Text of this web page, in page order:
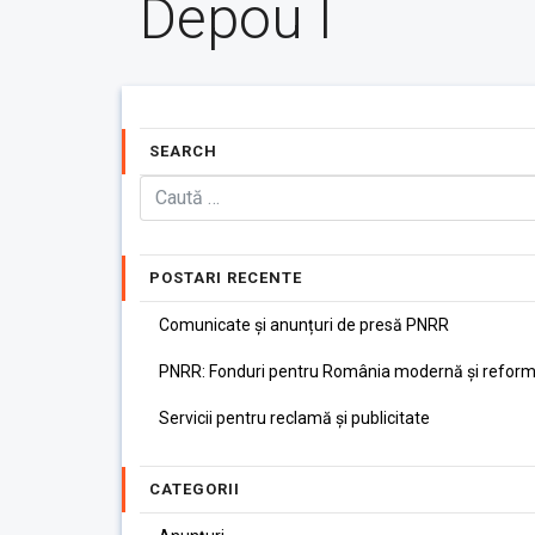
Depou I
SEARCH
POSTARI RECENTE
Comunicate și anunțuri de presă PNRR
PNRR: Fonduri pentru România modernă și
Servicii pentru reclamă și publicitate
CATEGORII